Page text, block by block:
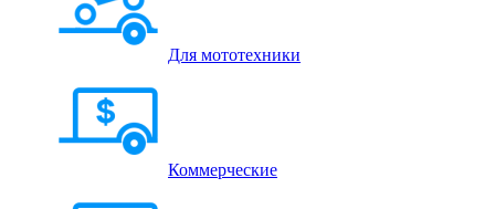
Для мототехники
Коммерческие